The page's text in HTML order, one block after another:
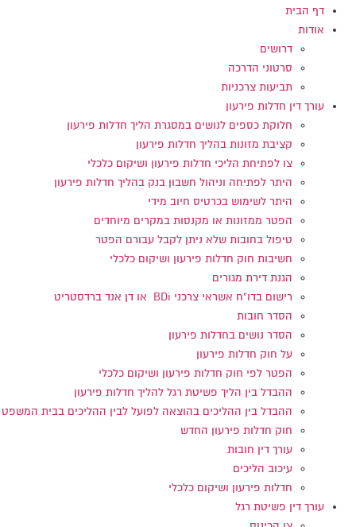
דף הבית
אודות
דרושים
סרטוני הדרכה
תביעות צרכניות
עורך דין חדלות פירעון
חלוקת כספים לנושים במסגרת הליך חדלות פירעון
קציבת מזונות בהליך חדלות פירעון
צו לפתיחת הליכי חדלות פירעון ושיקום כלכלי
היתר לפתיחה וניהול חשבון בנק בהליך חדלות פירעון
היתר לשימוש בכרטיס חיוב מידי
הפטר ממזונות או מקנסות במקרים מיוחדים
טיפול בחובות שלא ניתן לקבל עבורם הפטר
חשיבות חוק חדלות פירעון ושיקום כלכלי
הגנת דירת מגורים
רישום בדו"ח אשראי צרכני BDi או דן אנד ברדסטריט
הסדר חובות
הסדר נושים בחדלות פירעון
על חוק חדלות פירעון
הפטר לפי חוק חדלות פירעון ושיקום כלכלי
ההבדל בין הליך פשיטת רגל להליך חדלות פירעון
ההבדל בין ההליכים בהוצאה לפועל לבין ההליכים בבית המשפט
חוק חדלות פירעון החדש
עורך דין חובות
עיכוב הליכים
חדלות פירעון ושיקום כלכלי
עורך דין פשיטת רגל